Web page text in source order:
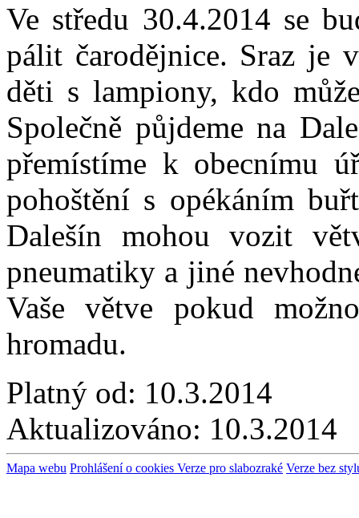
Ve středu 30.4.2014 se
pálit čarodějnice. Sraz je
děti s lampiony, kdo
Společně půjdeme na
přemístíme k obecnímu
pohoštění s opékáním
Dalešín mohou vozit
pneumatiky a jiné
Vaše větve pokud
hromadu.
Platný od: 10.3.2014
Aktualizováno: 10.3.2014
Mapa webu Prohlášení o cookies Verze pro slabozraké Verze bez